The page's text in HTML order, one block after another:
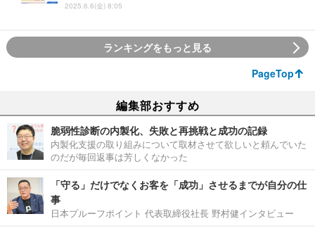
2025.6.6(金) 8:05
ランキングをもっと見る
PageTop
編集部おすすめ
脆弱性診断の内製化、失敗と再挑戦と成功の記録
内製化支援の取り組みについて取材させて欲しいと頼んでいた
のだが毎回返事は芳しくなかった
「守る」だけでなくお客を「成功」させるまでが自分の仕
事
日本プルーフポイント 代表取締役社長 野村健インタビュー